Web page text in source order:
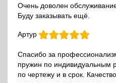
Очень доволен
Буду заказывать ещё.
Артур
Спасибо за
пружин по индивидуальным
по чертежу и в срок.